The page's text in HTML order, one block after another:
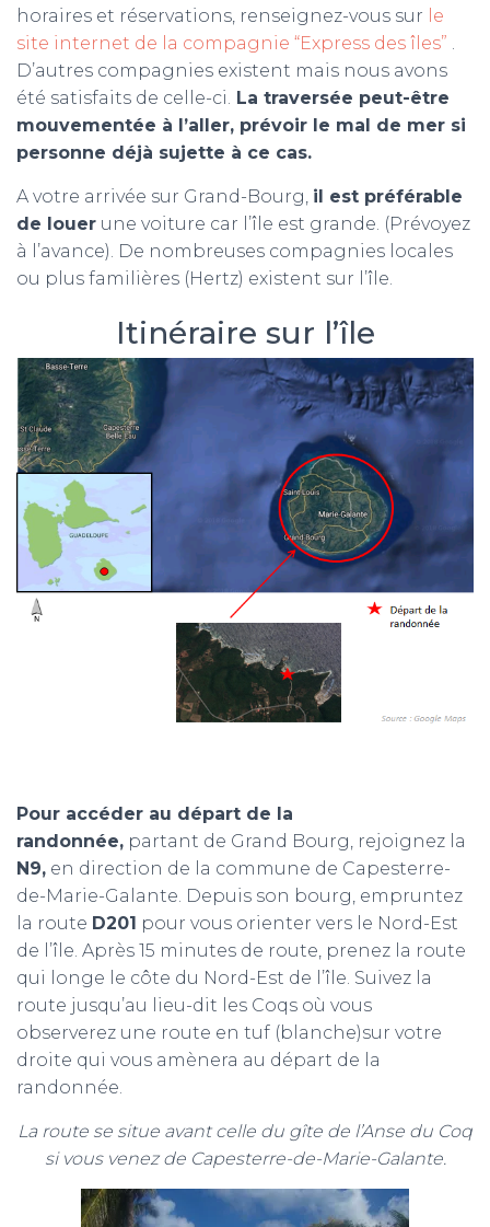
horaires et réservations, renseignez-vous sur le
site internet de la compagnie “Express des îles”
D’autres compagnies existent mais nous avons
été satisfaits de celle-ci. La traversée peut-être
mouvementée à l’aller, prévoir le mal de mer si
personne déjà sujette à ce cas.
A votre arrivée sur Grand-Bourg, il est préférable
de louer une voiture car l’île est grande. (Prévoyez
à l’avance). De nombreuses compagnies locales
ou plus familières (Hertz) existent sur l’île.
Itinéraire sur l’île
Pour accéder au départ de la
randonnée, partant de Grand Bourg, rejoignez la
N9, en direction de la commune de Capesterre-
de-Marie-Galante. Depuis son bourg, empruntez
la route D201 pour vous orienter vers le Nord-Est
de l’île. Après 15 minutes de route, prenez la route
qui longe le côte du Nord-Est de l’île. Suivez la
route jusqu’au lieu-dit les Coqs où vous
observerez une route en tuf (blanche)sur votre
droite qui vous amènera au départ de la
randonnée.
La route se situe avant celle du gîte de l’Anse du Coq
si vous venez de Capesterre-de-Marie-Galante.